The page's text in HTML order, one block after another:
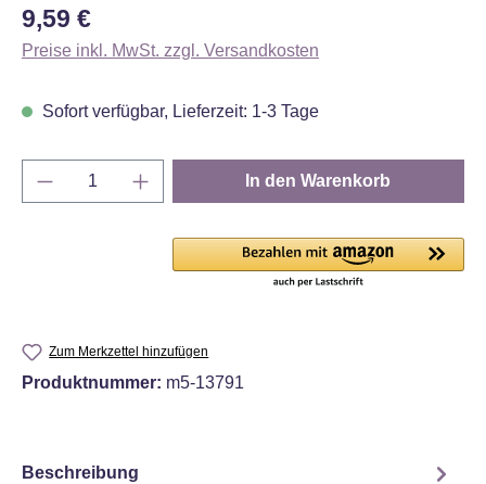
Regulärer Preis:
9,59 €
Preise inkl. MwSt. zzgl. Versandkosten
Sofort verfügbar, Lieferzeit: 1-3 Tage
Produkt Anzahl: Gib den gewünschten
In den Warenkorb
Zum Merkzettel hinzufügen
Produktnummer: m5-13791
Beschreibung